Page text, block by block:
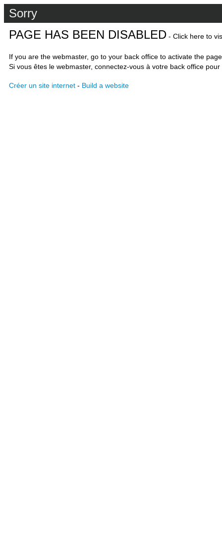
Sorry
PAGE HAS BEEN DISABLED - Click here to
If you are the webmaster, go to your back office to activate the
Si vous êtes le webmaster, connectez-vous à votre back office
Créer un site internet - Build a website